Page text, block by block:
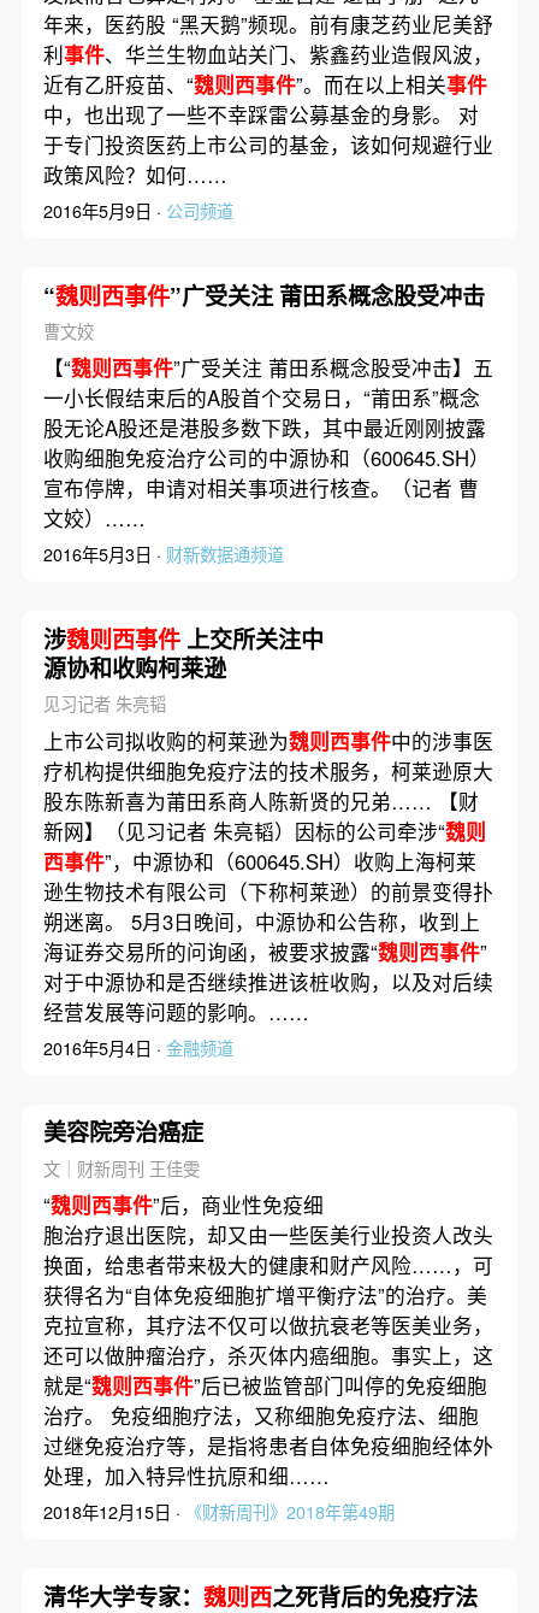
年来，医药股 “黑天鹅”频现。前有康芝药业尼美舒
利事件、华兰生物血站关门、紫鑫药业造假风波，
近有乙肝疫苗、“魏则西事件”。而在以上相关事件
中，也出现了一些不幸踩雷公募基金的身影。 对
于专门投资医药上市公司的基金，该如何规避行业
政策风险？如何……
2016年5月9日 · 公司频道
“魏则西事件”广受关注 莆田系概念股受冲击
曹文姣
【“魏则西事件”广受关注 莆田系概念股受冲击】五
一小长假结束后的A股首个交易日，“莆田系”概念
股无论A股还是港股多数下跌，其中最近刚刚披露
收购细胞免疫治疗公司的中源协和（600645.SH）
宣布停牌，申请对相关事项进行核查。（记者 曹
文姣）……
2016年5月3日 · 财新数据通频道
涉魏则西事件上交所关注中
源协和收购柯莱逊
见习记者 朱亮韬
上市公司拟收购的柯莱逊为魏则西事件中的涉事医
疗机构提供细胞免疫疗法的技术服务，柯莱逊原大
股东陈新喜为莆田系商人陈新贤的兄弟…… 【财
新网】（见习记者 朱亮韬）因标的公司牵涉“魏则
西事件”，中源协和（600645.SH）收购上海柯莱
逊生物技术有限公司（下称柯莱逊）的前景变得扑
朔迷离。 5月3日晚间，中源协和公告称，收到上
海证券交易所的问询函，被要求披露“魏则西事件”
对于中源协和是否继续推进该桩收购，以及对后续
经营发展等问题的影响。……
2016年5月4日 · 金融频道
美容院旁治癌症
文｜财新周刊 王佳雯
“魏则西事件”后，商业性免疫细
胞治疗退出医院，却又由一些医美行业投资人改头
换面，给患者带来极大的健康和财产风险……，可
获得名为“自体免疫细胞扩增平衡疗法”的治疗。美
克拉宣称，其疗法不仅可以做抗衰老等医美业务，
还可以做肿瘤治疗，杀灭体内癌细胞。事实上，这
就是“魏则西事件”后已被监管部门叫停的免疫细胞
治疗。 免疫细胞疗法，又称细胞免疫疗法、细胞
过继免疫治疗等，是指将患者自体免疫细胞经体外
处理，加入特异性抗原和细……
2018年12月15日 · 《财新周刊》2018年第49期
清华大学专家： 魏则西之死背后的免疫疗法